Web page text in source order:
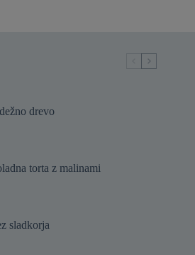
drevo
torta z malinami
sladkorja